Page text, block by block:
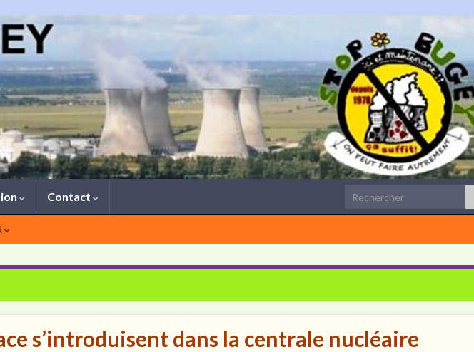
Contact Search for:
s’introduisent dans la centrale nucléaire